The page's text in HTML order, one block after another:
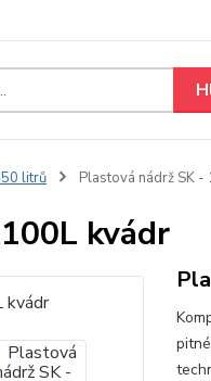
litrů Plastová nádrž SK -
kvádr